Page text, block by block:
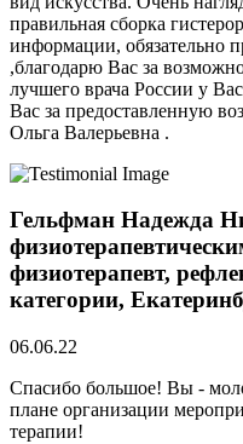
правильная сборка
информации, обязательно
,благодарю Вас за
лучшего врача России у
Вас за предоставленную
Ольга Валерьевна .
Гельфман Надежда
физиотерапевт,
категории,
06.06.22
Спасибо большое! Вы -
плане организации
терапии!